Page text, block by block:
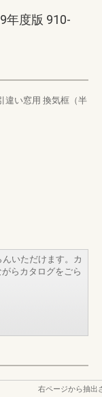
年度版 910-
い窓用 換気框（半
いただけます。カ
らカタログをごら
右ページから抽出